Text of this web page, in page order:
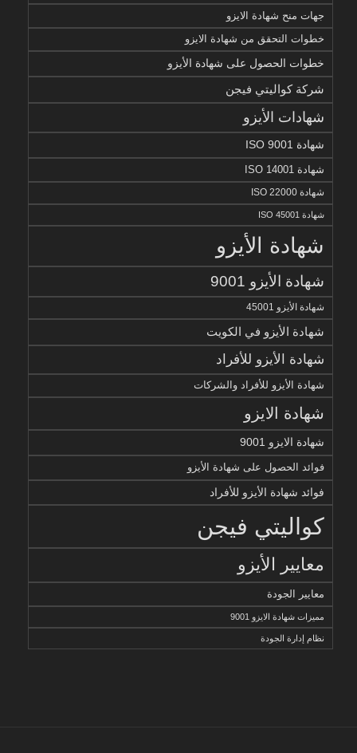
جهات منح شهادة الايزو
خطوات التحقق من شهادة الايزو
خطوات الحصول على شهادة الأيزو
شركة كواليتي فيجن
شهادات الأيزو
شهادة ISO 9001
شهادة ISO 14001
شهادة ISO 22000
شهادة ISO 45001
شهادة الأيزو
شهادة الأيزو 9001
شهادة الأيزو 45001
شهادة الأيزو في الكويت
شهادة الأيزو للأفراد
شهادة الأيزو للأفراد والشركات
شهادة الايزو
شهادة الايزو 9001
فوائد الحصول على شهادة الأيزو
فوائد شهادة الأيزو للأفراد
كواليتي فيجن
معايير الأيزو
معايير الجودة
مميزات شهادة الايزو 9001
نظام إدارة الجودة